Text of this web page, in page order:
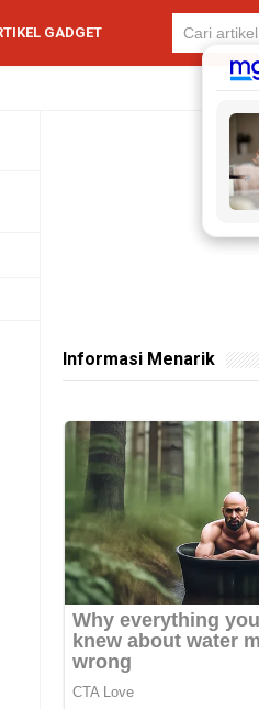
GADGET
Informasi Menarik